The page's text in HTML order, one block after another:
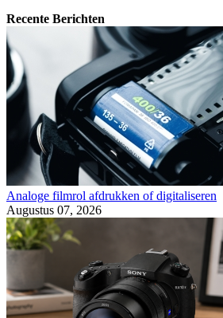
Recente Berichten
Analoge filmrol afdrukken of digitaliseren
Augustus 07, 2026